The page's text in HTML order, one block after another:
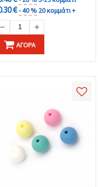
€- 40 % 20 κομμάτι +
ΑΓΟΡΆ